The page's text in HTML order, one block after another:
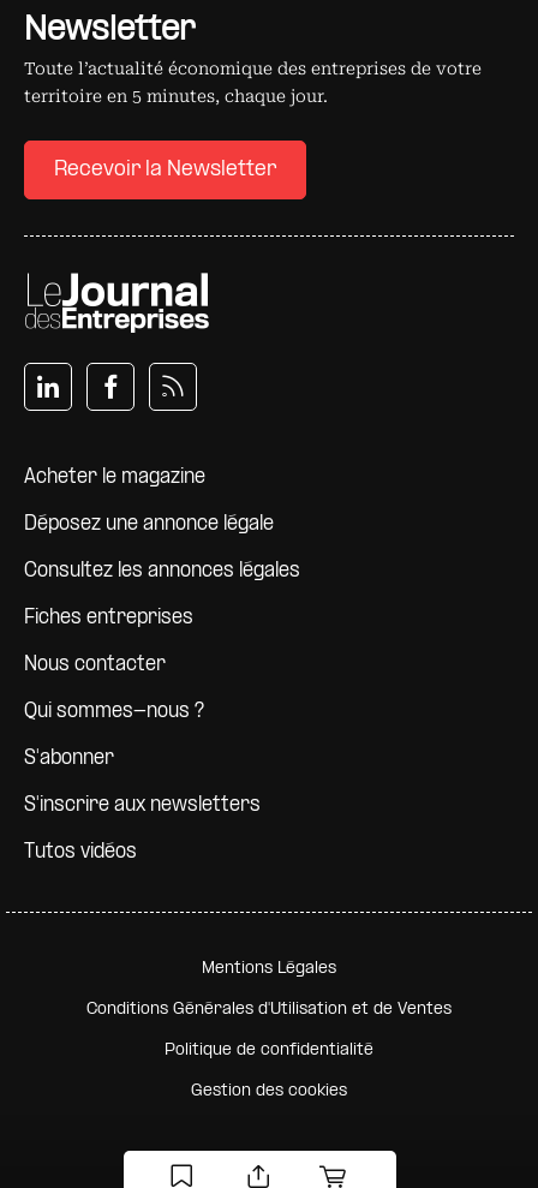
Newsletter
Toute l’actualité économique des entreprises de votre
territoire en 5 minutes, chaque jour.
Recevoir la Newsletter
Pied de page
Acheter le magazine
Déposez une annonce légale
Consultez les annonces légales
Fiches entreprises
Nous contacter
Qui sommes-nous ?
S'abonner
S'inscrire aux newsletters
Tutos vidéos
Pied de page secondaire
Mentions Légales
Conditions Générales d'Utilisation et de Ventes
Politique de confidentialité
Gestion des cookies